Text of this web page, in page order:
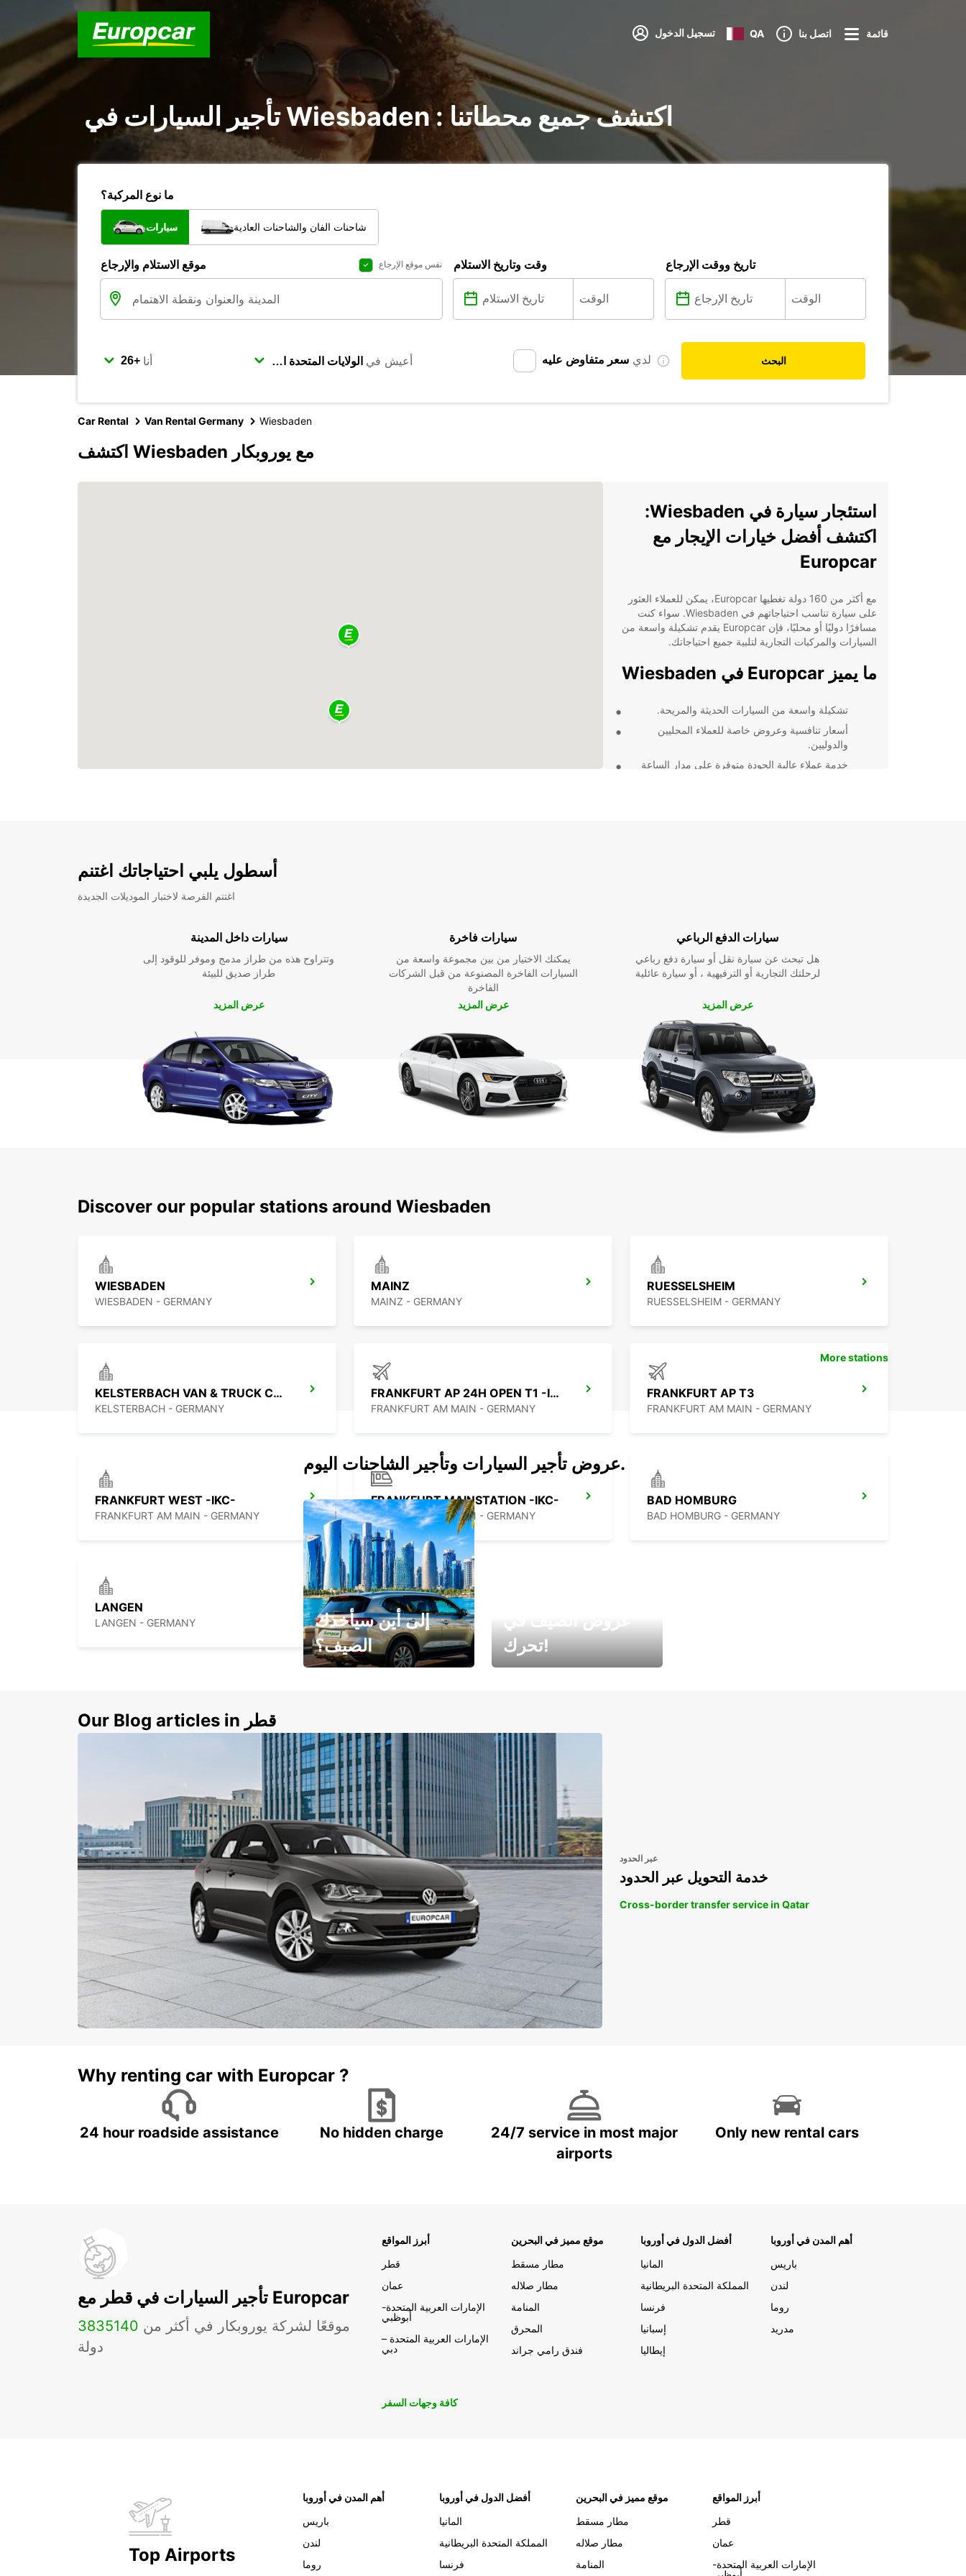
تسجيل الدخول QA اتصل بنا قائمة
تأجير السيارات في Wiesbaden : اكتشف جميع محطاتنا
ما نوع المركبة؟
سيارات شاحنات الفان والشاحنات العادية
موقع الاستلام والإرجاع نفس موقع الإرجاع وقت وتاريخ الاستلام تاريخ ووقت الإرجاع
أنا أعيش في لدي سعر متفاوض عليه البحث
Car Rental Van Rental Germany Wiesbaden
اكتشف Wiesbaden مع يوروبكار
استئجار سيارة في Wiesbaden:
اكتشف أفضل خيارات الإيجار مع
Europcar
مع أكثر من 160 دولة تغطيها Europcar، يمكن للعملاء العثور
على سيارة تناسب احتياجاتهم في Wiesbaden. سواء كنت
مسافرًا دوليًا أو محليًا، فإن Europcar يقدم تشكيلة واسعة من
السيارات والمركبات التجارية لتلبية جميع احتياجاتك.
ما يميز Europcar في Wiesbaden
تشكيلة واسعة من السيارات الحديثة والمريحة.
أسعار تنافسية وعروض خاصة للعملاء المحليين
والدوليين.
خدمة عملاء عالية الجودة متوفرة على مدار الساعة
في Wiesbaden. سواء كنت في رحلة عمل أو تخطط لقضاء
إجازة ممتعة، فإن تأجير سيارة من Europcar سيكون الخيار
الأمثل لك. احجز سيارتك اليوم واستمتع بأفضل الخدمات
أسطول يلبي احتياجاتك اغتنم
اغتنم الفرصة لاختبار الموديلات الجديدة
سيارات داخل المدينة
وتتراوح هذه من طراز مدمج وموفر للوقود إلى
طراز صديق للبيئة
عرض المزيد
سيارات فاخرة
يمكنك الاختيار من بين مجموعة واسعة من
السيارات الفاخرة المصنوعة من قبل الشركات
الفاخرة
عرض المزيد
سيارات الدفع الرباعي
هل تبحث عن سيارة نقل أو سيارة دفع رباعي
لرحلتك التجارية أو الترفيهية ، أو سيارة عائلية
عرض المزيد
Discover our popular stations around Wiesbaden
WIESBADEN
WIESBADEN - GERMANY
MAINZ
MAINZ - GERMANY
RUESSELSHEIM
RUESSELSHEIM - GERMANY
KELSTERBACH VAN & TRUCK CARS
KELSTERBACH - GERMANY
FRANKFURT AP 24H OPEN T1 -IKC-
FRANKFURT AM MAIN - GERMANY
FRANKFURT AP T3
FRANKFURT AM MAIN - GERMANY
FRANKFURT WEST -IKC-
FRANKFURT AM MAIN - GERMANY
FRANKFURT MAINSTATION -IKC-
FRANKFURT AM MAIN - GERMANY
BAD HOMBURG
BAD HOMBURG - GERMANY
LANGEN
LANGEN - GERMANY
More stations
عروض تأجير السيارات وتأجير الشاحنات اليوم.
إلى أين سيأخذك
الصيف؟
تحرك!
Our Blog articles in قطر
عبر الحدود
خدمة التحويل عبر الحدود
Cross-border transfer service in Qatar
Why renting car with Europcar ?
24 hour roadside assistance No hidden charge
24/7 service in most major
airports
Only new rental cars
تأجير السيارات في قطر مع Europcar
3835 موقعًا لشركة يوروبكار في أكثر من 140
دولة
أبرز المواقع
قطر
عمان
الإمارات العربية المتحدة-
أبوظبي
الإمارات العربية المتحدة –
دبي
موقع مميز في البحرين
مطار مسقط
مطار صلاله
المنامة
المحرق
فندق رامي جراند
أفضل الدول في أوروبا
المانيا
المملكة المتحدة البريطانية
فرنسا
إسبانيا
إيطاليا
أهم المدن في أوروبا
باريس
لندن
روما
مدريد
كافة وجهات السفر
Top Airports
أهم المدن في أوروبا
باريس
لندن
روما
أفضل الدول في أوروبا
المانيا
المملكة المتحدة البريطانية
فرنسا
موقع مميز في البحرين
مطار مسقط
مطار صلاله
المنامة
أبرز المواقع
قطر
عمان
الإمارات العربية المتحدة-